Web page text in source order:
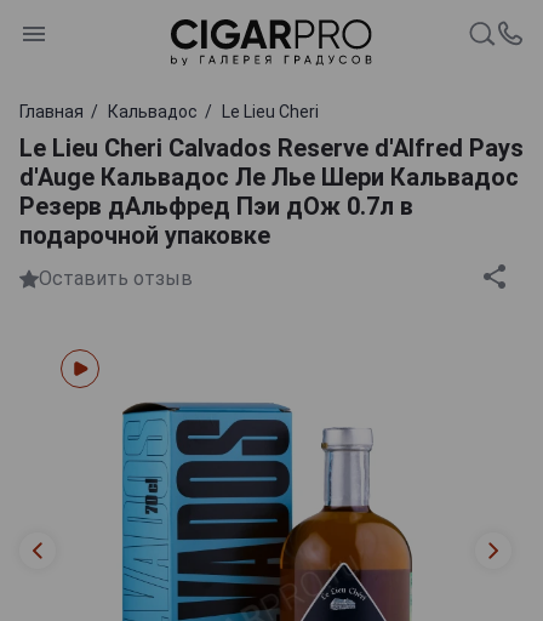
Главная Кальвадос Le Lieu Cheri
Le Lieu Cheri Calvados Reserve d'Alfred Pays
d'Auge Кальвадос Ле Лье Шери Кальвадос
Резерв дАльфред Пэи дОж 0.7л в
подарочной упаковке
Оставить отзыв